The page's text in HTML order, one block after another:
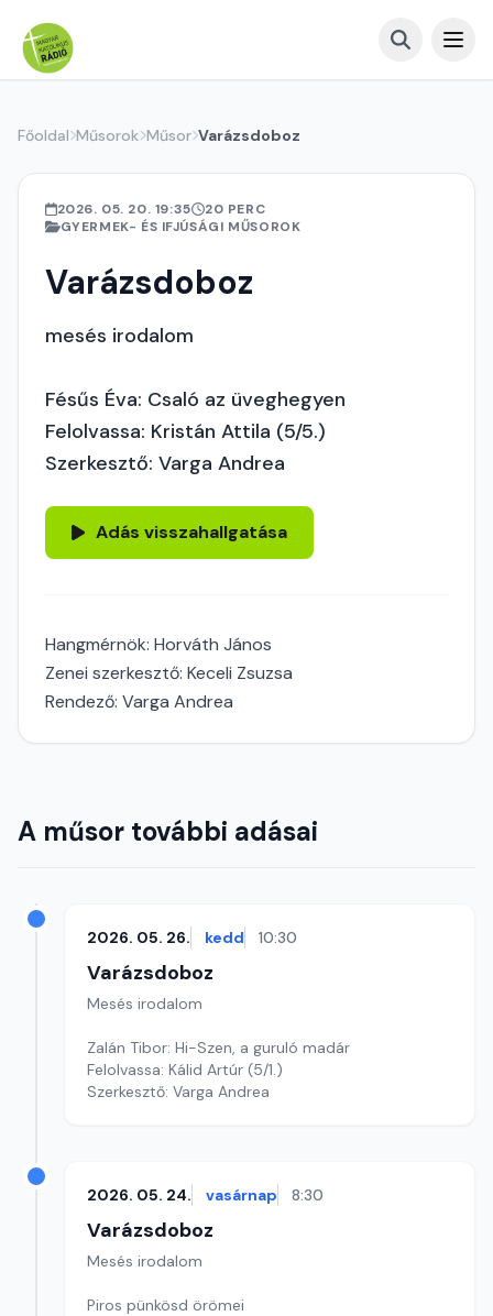
Főoldal Műsorok Műsor Varázsdoboz
2026. 05. 20. 19:35
20 PERC
GYERMEK- ÉS IFJÚSÁGI MŰSOROK
Varázsdoboz
mesés irodalom
Fésűs Éva: Csaló az üveghegyen
Felolvassa: Kristán Attila (5/5.)
Szerkesztő: Varga Andrea
Adás visszahallgatása
Hangmérnök: Horváth János
Zenei szerkesztő: Keceli Zsuzsa
Rendező: Varga Andrea
A műsor további adásai
2026. 05. 26. kedd 10:30
Varázsdoboz
Mesés irodalom
Zalán Tibor: Hi-Szen, a guruló madár
Felolvassa: Kálid Artúr (5/1.)
Szerkesztő: Varga Andrea
2026. 05. 24. vasárnap 8:30
Varázsdoboz
Mesés irodalom
Piros pünkösd örömei